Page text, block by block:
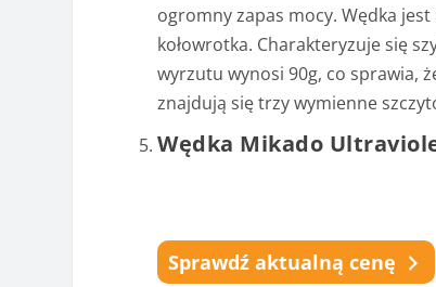
ogromny zapas mocy. Wędka
kołowrotka. Charakteryzuje się
wyrzutu wynosi 90g, co sprawia,
znajdują się trzy wymienne
Wędka Mikado
Sprawdź aktualną cenę